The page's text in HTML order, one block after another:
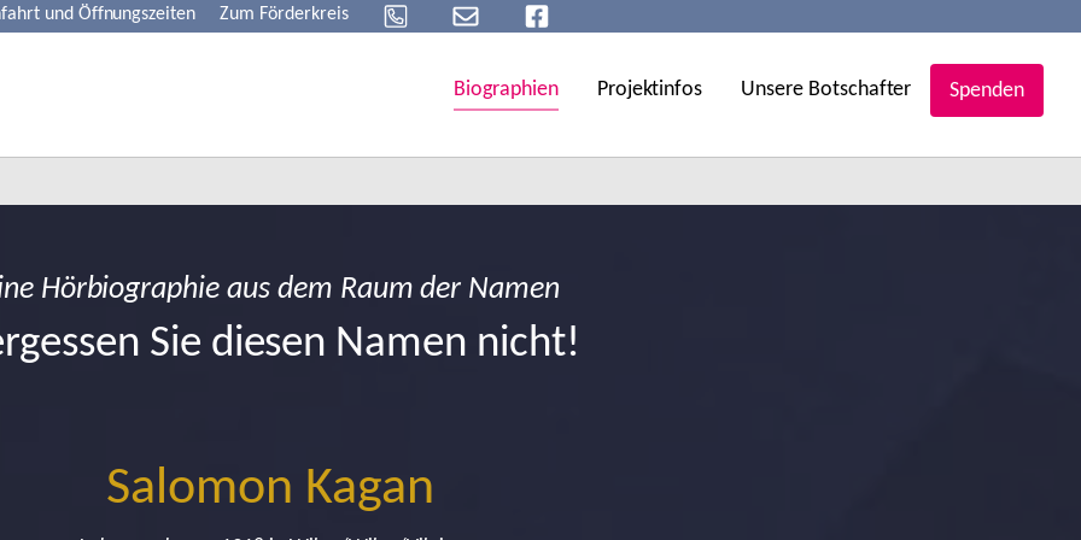
und Öffnungszeiten Zum Förderkreis
Biographien Projektinfos Unsere Botschafter Spenden
Hörbiographie aus dem Raum der Namen
Sie diesen Namen nicht!
Salomon Kagan